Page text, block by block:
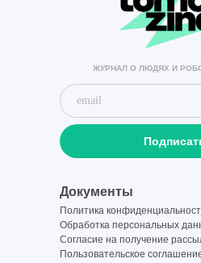
ЖУРНАЛ О ЛЮДЯХ И
Документы
Политика
Согласие на получение
Обработка персональных
Пользовательское